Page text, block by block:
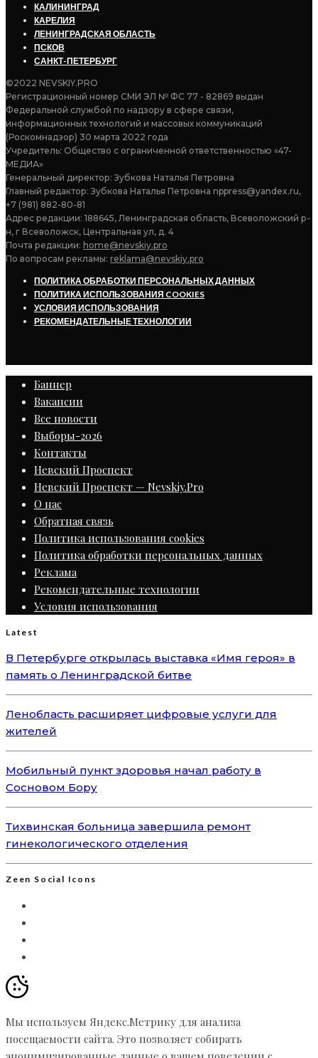
КАЛИНИНГРАД
КАРЕЛИЯ
ЛЕНИНГРАДСКАЯ ОБЛАСТЬ
ПСКОВ
САНКТ-ПЕТЕРБУРГ
©2022 NEVSKIY.PRO
Регистрационный номер СМИ ЭЛ № ФС 77 - 82869 выдан
Федеральной службой по надзору в сфере связи,
информационных технологий и массовых коммуникаций
(Роскомнадзор) 30 марта 2022 года
Учредитель: Общество с ограниченной ответственностью «47-
МЕДИА»
Генеральный директор: Зубкова Наталья Петровна
Главный редактор: Зубкова Наталья Петровна nppress@yandex.ru,
+7 (981) 882-80-81
Адрес редакции: 188645, Ленинградская область, Всеволожский р-
н, г Всеволожск, Центральная ул, д. 4
Почта редакции: home@nevskiy.pro
По вопросам рекламы: reklama@nevskiy.pro
ПОЛИТИКА ОБРАБОТКИ ПЕРСОНАЛЬНЫХ ДАННЫХ
ПОЛИТИКА ИСПОЛЬЗОВАНИЯ COOKIES
УСЛОВИЯ ИСПОЛЬЗОВАНИЯ
РЕКОМЕНДАТЕЛЬНЫЕ ТЕХНОЛОГИИ
Баннер
Вакансии
Все новости
Выборы-2026
Контакты
Невский Проспект
Невский Проспект — Nevskiy.Pro
О нас
Обратная связь
Политика использования cookies
Политика обработки персональных данных
Реклама
Рекомендательные технологии
Условия использования
Latest
В Петербурге открылась выставка «Имя героя» в
память о Ленинградской битве
Ленобласть расширяет цифровые услуги для
жителей
Мобильный пункт здоровья начал работу в
Сосновом Бору
Тихвинская больница завершила ремонт
гинекологического отделения
Zeen Social Icons
Мы используем Яндекс.Метрику для анализа
посещаемости сайта. Это позволяет собирать